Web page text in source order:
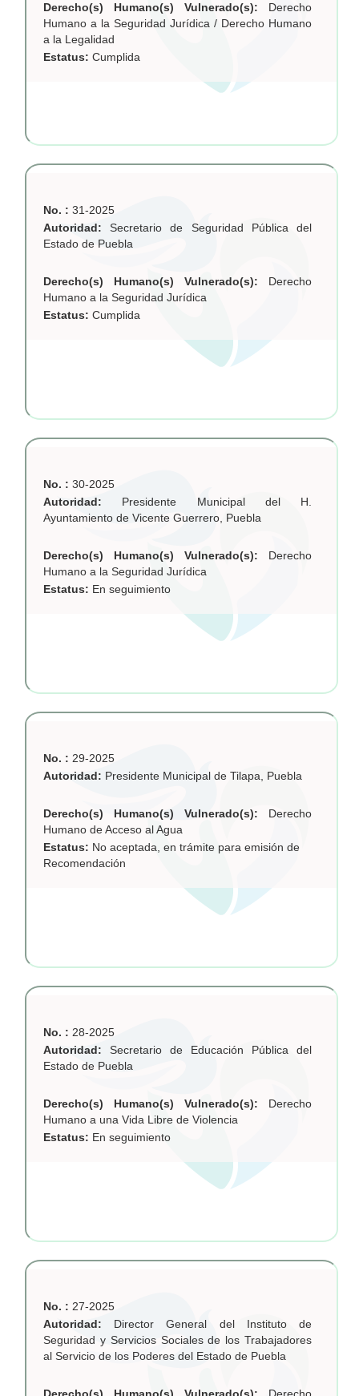
Derecho(s) Humano(s) Vulnerado(s): Derecho
Humano a la Seguridad Jurídica / Derecho Humano
a la Legalidad
Estatus: Cumplida
No. : 31-2025
Autoridad:Secretario de Seguridad Pública del
Estado de Puebla
Derecho(s) Humano(s) Vulnerado(s): Derecho
Humano a la Seguridad Jurídica
Estatus: Cumplida
No. : 30-2025
Autoridad: Presidente Municipal del H.
Ayuntamiento de Vicente Guerrero, Puebla
Derecho(s) Humano(s) Vulnerado(s): Derecho
Humano a la Seguridad Jurídica
Estatus: En seguimiento
No. : 29-2025
Autoridad: Presidente Municipal de Tilapa, Puebla
Derecho(s) Humano(s) Vulnerado(s): Derecho
Humano de Acceso al Agua
Estatus: No aceptada, en trámite para emisión de
Recomendación
No. : 28-2025
Autoridad: Secretario de Educación Pública del
Estado de Puebla
Derecho(s) Humano(s) Vulnerado(s): Derecho
Humano a una Vida Libre de Violencia
Estatus: En seguimiento
No. : 27-2025
Autoridad: Director General del Instituto de
Seguridad y Servicios Sociales de los Trabajadores
al Servicio de los Poderes del Estado de Puebla